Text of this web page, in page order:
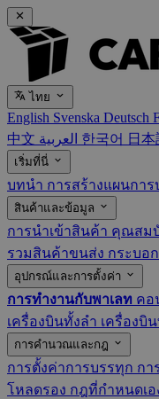
ไทย
English Svenska Deutsch
中文
한국어 日
เริ่มที่นี่
บทนำ การสร้างแผนการ
สินค้าและข้อมูล
การนำเข้าสินค้า คุณสม
รวมสินค้าขนส่ง กระบอ
อุปกรณ์และการตั้งค่า
การทำงานกับพาเลท คอ
เครื่องบินทั้งลำ เครื่องบิ
การคำนวณและกฎ
การตั้งค่าการบรรทุก กา
โหลดรอง กฎที่กำหนดเอ